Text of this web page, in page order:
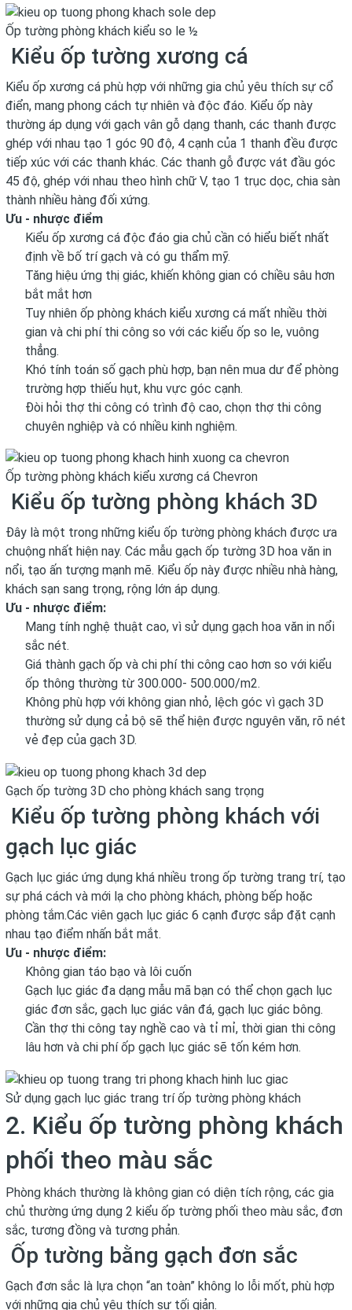
Ốp tường phòng khách kiểu so le ½
Kiểu ốp tường xương cá
Kiểu ốp xương cá phù hợp với những gia chủ yêu thích sự cổ
điển, mang phong cách tự nhiên và độc đáo. Kiểu ốp này
thường áp dụng với gạch vân gỗ dạng thanh, các thanh được
ghép với nhau tạo 1 góc 90 độ, 4 cạnh của 1 thanh đều được
tiếp xúc với các thanh khác. Các thanh gỗ được vát đầu góc
45 độ, ghép với nhau theo hình chữ V, tạo 1 trục dọc, chia sàn
thành nhiều hàng đối xứng.
Ưu - nhược điểm
Kiểu ốp xương cá độc đáo gia chủ cần có hiểu biết nhất
định về bố trí gạch và có gu thẩm mỹ.
Tăng hiệu ứng thị giác, khiến không gian có chiều sâu hơn
bắt mắt hơn
Tuy nhiên ốp phòng khách kiểu xương cá mất nhiều thời
gian và chi phí thi công so với các kiểu ốp so le, vuông
thẳng.
Khó tính toán số gạch phù hợp, bạn nên mua dư để phòng
trường hợp thiếu hụt, khu vực góc cạnh.
Đòi hỏi thợ thi công có trình độ cao, chọn thợ thi công
chuyên nghiệp và có nhiều kinh nghiệm.
Ốp tường phòng khách kiểu xương cá Chevron
Kiểu ốp tường phòng khách 3D
Đây là một trong những kiểu ốp tường phòng khách được ưa
chuộng nhất hiện nay. Các mẫu gạch ốp tường 3D hoa văn in
nổi, tạo ấn tượng mạnh mẽ. Kiểu ốp này được nhiều nhà hàng,
khách sạn sang trọng, rộng lớn áp dụng.
Ưu - nhược điểm:
Mang tính nghệ thuật cao, vì sử dụng gạch hoa văn in nổi
sắc nét.
Giá thành gạch ốp và chi phí thi công cao hơn so với kiểu
ốp thông thường từ 300.000- 500.000/m2.
Không phù hợp với không gian nhỏ, lệch góc vì gạch 3D
thường sử dụng cả bộ sẽ thể hiện được nguyên văn, rõ nét
vẻ đẹp của gạch 3D.
Gạch ốp tường 3D cho phòng khách sang trọng
Kiểu ốp tường phòng khách với
gạch lục giác
Gạch lục giác ứng dụng khá nhiều trong ốp tường trang trí, tạo
sự phá cách và mới lạ cho phòng khách, phòng bếp hoặc
phòng tắm.Các viên gạch lục giác 6 cạnh được sắp đặt cạnh
nhau tạo điểm nhấn bắt mắt.
Ưu - nhược điểm:
Không gian táo bạo và lôi cuốn
Gạch lục giác đa dạng mẫu mã bạn có thể chọn gạch lục
giác đơn sắc, gạch lục giác vân đá, gạch lục giác bông.
Cần thợ thi công tay nghề cao và tỉ mỉ, thời gian thi công
lâu hơn và chi phí ốp gạch lục giác sẽ tốn kém hơn.
Sử dụng gạch lục giác trang trí ốp tường phòng khách
2. Kiểu ốp tường phòng khách
phối theo màu sắc
Phòng khách thường là không gian có diện tích rộng, các gia
chủ thường ứng dụng 2 kiểu ốp tường phối theo màu sắc, đơn
sắc, tương đồng và tương phản.
Ốp tường bằng gạch đơn sắc
Gạch đơn sắc là lựa chọn “an toàn” không lo lỗi mốt, phù hợp
với những gia chủ yêu thích sự tối giản.